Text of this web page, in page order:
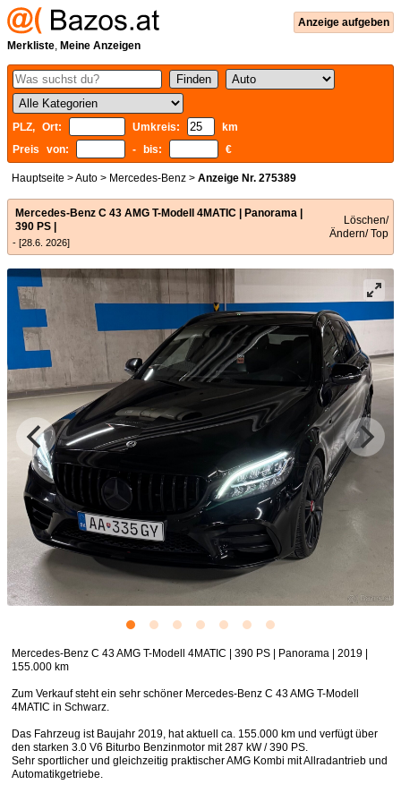
Anzeige aufgeben
Merkliste, Meine Anzeigen
PLZ, Ort: Umkreis:
km
Preis von:
- bis: €
Hauptseite >Auto > Mercedes-Benz > Anzeige Nr. 275389
Mercedes-Benz C 43 AMG T-Modell 4MATIC | Panorama |
390 PS |
- [28.6. 2026]
Löschen/
Ändern/ Top
Mercedes-Benz C 43 AMG T-Modell 4MATIC | 390 PS | Panorama | 2019 |
155.000 km
Zum Verkauf steht ein sehr schöner Mercedes-Benz C 43 AMG T-Modell
4MATIC in Schwarz.
Das Fahrzeug ist Baujahr 2019, hat aktuell ca. 155.000 km und verfügt über
den starken 3.0 V6 Biturbo Benzinmotor mit 287 kW / 390 PS.
Sehr sportlicher und gleichzeitig praktischer AMG Kombi mit Allradantrieb und
Automatikgetriebe.